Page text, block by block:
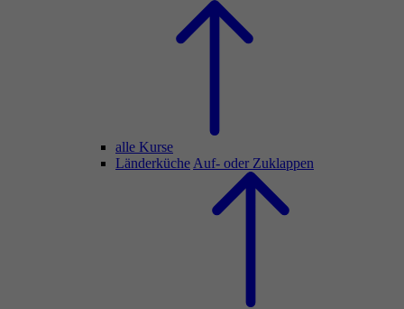
alle Kurse
Länderküche Auf- oder Zuklappen